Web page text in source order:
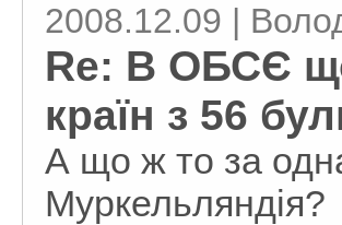
2008.12.09 |
Re: В ОБСЄ
країн з 56
А що ж то за
Муркельляндія?